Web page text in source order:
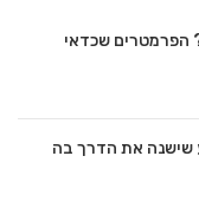
הפרמטרים שכדאי
שישנה את הדרך בה